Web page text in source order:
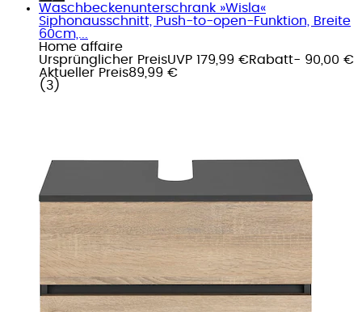
Waschbeckenunterschrank »Wisla«
Siphonausschnitt, Push-to-open-Funktion, Breite
60cm,...
Home affaire
Ursprünglicher PreisUVP 179,99 €Rabatt- 90,00 €
Aktueller Preis89,99 €
( 3 )